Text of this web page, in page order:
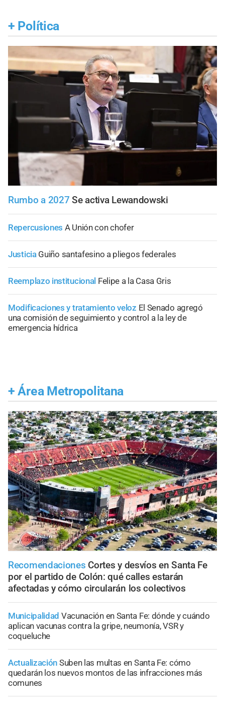
+ Política
Rumbo a 2027 Se activa Lewandowski
Repercusiones A Unión con chofer
Justicia Guiño santafesino a pliegos federales
Reemplazo institucional Felipe a la Casa Gris
Modificaciones y tratamiento veloz El Senado agregó
una comisión de seguimiento y control a la ley de
emergencia hídrica
+ Área Metropolitana
Recomendaciones Cortes y desvíos en Santa Fe
por el partido de Colón: qué calles estarán
afectadas y cómo circularán los colectivos
Municipalidad Vacunación en Santa Fe: dónde y cuándo
aplican vacunas contra la gripe, neumonía, VSR y
coqueluche
Actualización Suben las multas en Santa Fe: cómo
quedarán los nuevos montos de las infracciones más
comunes